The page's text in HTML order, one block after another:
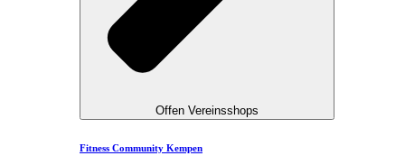
Offen Vereinsshops
Fitness Community Kempen